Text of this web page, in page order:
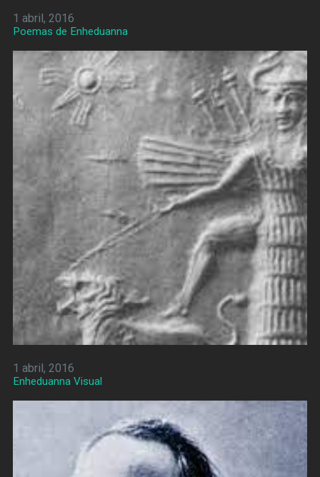
1 abril, 2016
Poemas de Enheduanna
1 abril, 2016
Enheduanna Visual